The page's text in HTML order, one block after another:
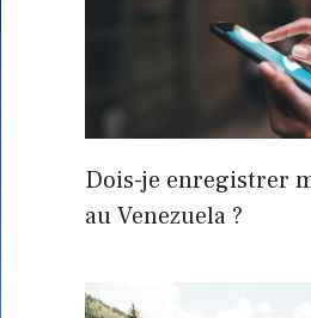
Dois-je enregistrer
au Venezuela ?